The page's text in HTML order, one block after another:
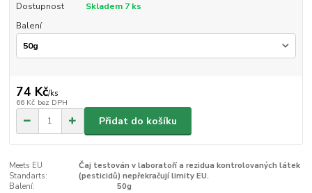
Dostupnost
Skladem 7 ks
Balení
74 Kč/ks
66 Kč bez DPH
Přidat do košíku
Meets EU
Standarts:
Čaj testován v laboratoří a rezidua kontrolovaných látek
(pesticidů) nepřekračují limity EU.
Balení:
50g